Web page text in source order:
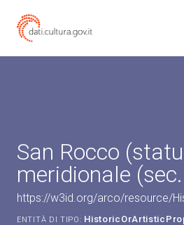
San Rocco
meridionale
https://w3id.org/arco/resource/
ENTITÀ DI TIPO: